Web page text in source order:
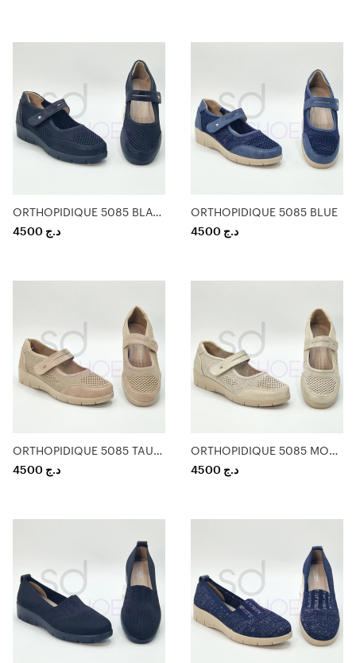
ORTHOPIDIQUE 5085 BLACK
4500 د.ج
ORTHOPIDIQUE 5085 BLUE
4500 د.ج
ORTHOPIDIQUE 5085 TAUPE
4500 د.ج
ORTHOPIDIQUE 5085 MOKA
4500 د.ج